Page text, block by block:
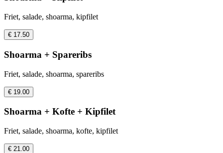
Friet, salade, shoarma, kipfilet
€ 17.50
Shoarma + Spareribs
Friet, salade, shoarma, spareribs
€ 19.00
Shoarma + Kofte + Kipfilet
Friet, salade, shoarma, kofte, kipfilet
€ 21.00